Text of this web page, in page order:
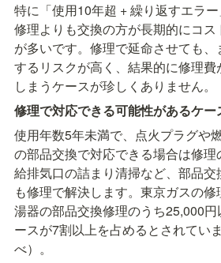
特に「使用10年超 + 繰り返すエラー
修理よりも交換の方が長期的にコス
が多いです。修理で延命させても
するリスクが高く、結果的に修理費
しまうケースが珍しくありません。
修理で対応できる可能性があるケー
使用年数5年未満で、点火プラグや
の部品交換で対応できる場合は修理
給排気口の詰まり清掃など、部品交
も修理で解決します。東京ガスの
湯器の部品交換修理のうち25,000
ースが7割以上を占めるとされてい
べ）。